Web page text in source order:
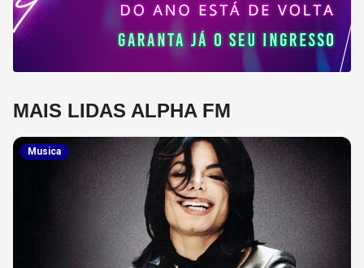
MAIS LIDAS ALPHA FM
Musica